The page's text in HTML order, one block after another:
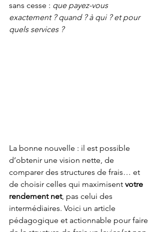
sans cesse : que payez-vous
exactement ? quand ? à qui ? et pour
quels services ?
La bonne nouvelle : il est possible
d’obtenir une vision nette, de
comparer des structures de frais… et
de choisir celles qui maximisent votre
rendement net, pas celui des
intermédiaires. Voici un article
pédagogique et actionnable pour faire